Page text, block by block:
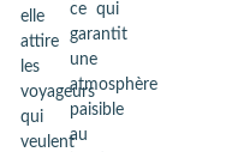
elle
attire
les
voyageurs
qui
veulent
ce qui
garantit
une
atmosphère
paisible
au